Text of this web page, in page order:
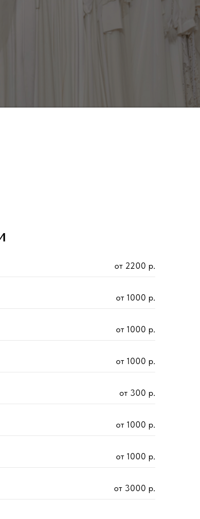
от 2200 р.
от 1000 р.
от 1000 р.
от 1000 р.
от 300 р.
от 1000 р.
от 1000 р.
от 3000 р.